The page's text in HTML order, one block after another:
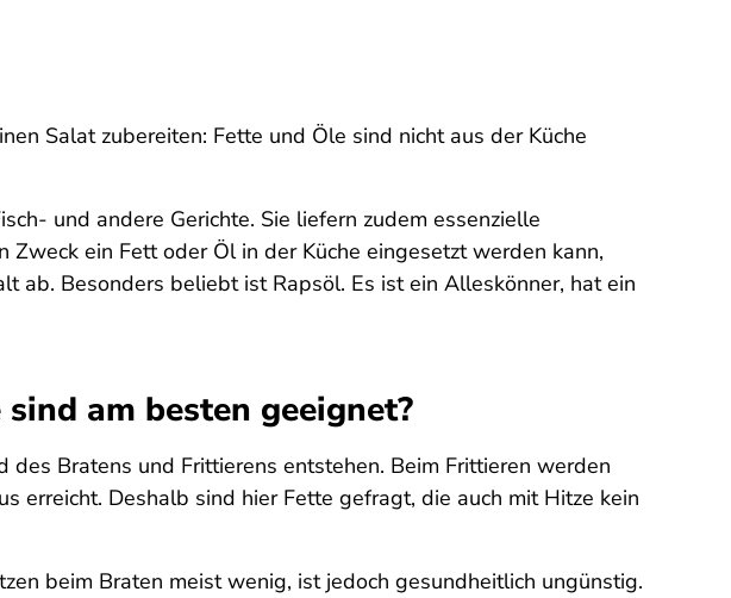
Salat zubereiten: Fette und Öle sind nicht aus der Küche
und andere Gerichte. Sie liefern zudem essenzielle
Zweck ein Fett oder Öl in der Küche eingesetzt werden kann,
ab. Besonders beliebt ist Rapsöl. Es ist ein Alleskönner, hat ein
am besten geeignet?
Bratens und Frittierens entstehen. Beim Frittieren werden
erreicht. Deshalb sind hier Fette gefragt, die auch mit Hitze kein
beim Braten meist wenig, ist jedoch gesundheitlich ungünstig.